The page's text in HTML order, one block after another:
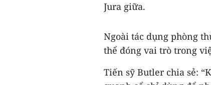
Jura giữa.
Ngoài tác dụng phòng
thể đóng vai trò trong
Tiến sỹ Butler chia sẻ: